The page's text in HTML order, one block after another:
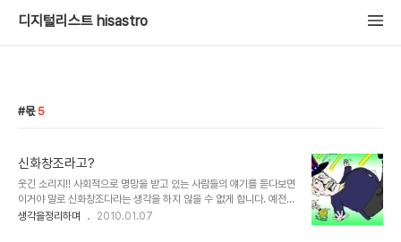
디지털리스트 hisastro
몫 5
신화창조라고?
웃긴 소리지!! 사회적으로 명망을 받고 있는 사람들의 얘기를 듣다보면
이거야 말로 신화창조다라는 생각을 하지 않을 수 없게 합니다. 예전
여러 방송사에서 다큐멘터리 형식으로 성공을 다룬 프로그램들이 한
생각을정리하며 2010.01.07